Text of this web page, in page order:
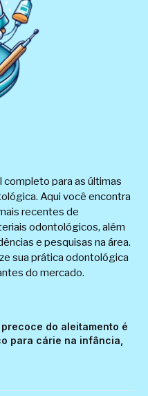
para as últimas
Aqui você encontra
recentes de
odontológicos, além
e pesquisas na área.
sua prática odontológica
do mercado.
do aleitamento é
para cárie na infância,